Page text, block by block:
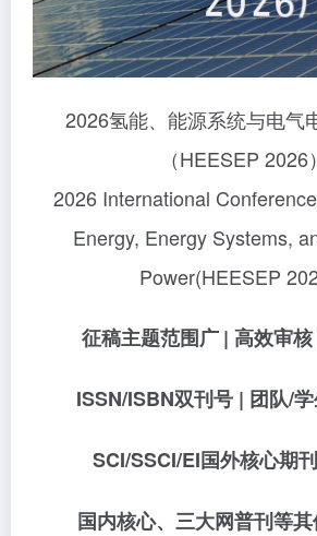
2026氢能、能源系统与电气
（HEESEP 2026）
2026 International
Energy, Energy Systems,
Power(HEESEP
征稿主题范围广 | 高效审
ISSN/ISBN双刊号 | 团队/
SCI/SSCI/EI国外核心期
国内核心、三大网普刊等